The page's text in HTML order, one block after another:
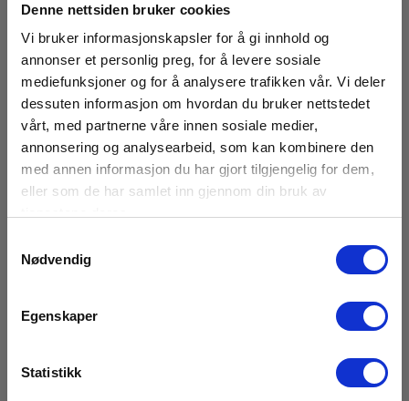
Denne nettsiden bruker cookies
Vi bruker informasjonskapsler for å gi innhold og
annonser et personlig preg, for å levere sosiale
mediefunksjoner og for å analysere trafikken vår. Vi deler
dessuten informasjon om hvordan du bruker nettstedet
vårt, med partnerne våre innen sosiale medier,
annonsering og analysearbeid, som kan kombinere den
med annen informasjon du har gjort tilgjengelig for dem,
eller som de har samlet inn gjennom din bruk av
Nødvendig
Egenskaper
Statistikk
M8 adapter til 4mm bananstik
EAN 5706445320936
640,00 NOK